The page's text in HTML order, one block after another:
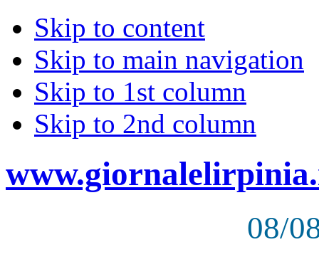
Skip to content
Skip to main navigation
Skip to 1st column
Skip to 2nd column
08/